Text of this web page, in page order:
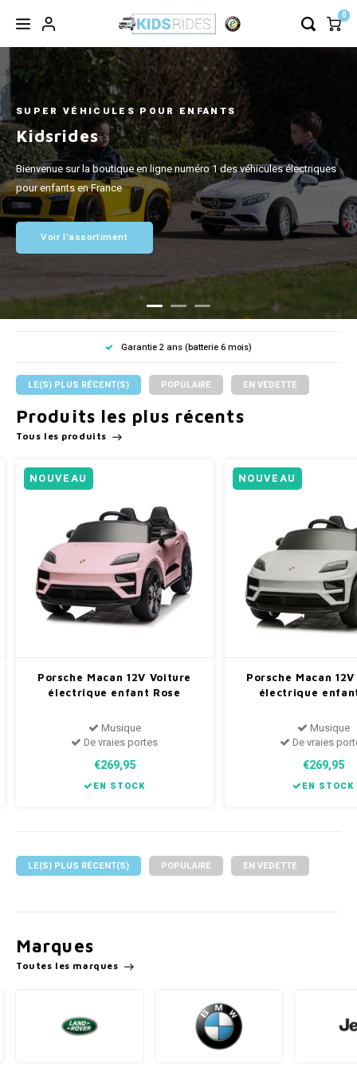
0
TRÈS COOL !
Autocollant de plaque
d'immatriculation gratuit
Lorsque vous achetez une voiture électrique pour enfants, vous
recevez gratuitement une vignette d'immatriculation à votre nom !
Garantie 2 ans (batterie 6 mois)
LE(S) PLUS RÉCENT(S) POPULAIRE EN VEDETTE
Produits les plus récents
Tous les produits
NOUVEAU
Porsche Macan 12V Voiture
électrique enfant Rose
Musique
De vraies portes
€269,95
EN STOCK
NOUVEAU
Porsche Macan
électrique
Musique
De vraies
€269,95
EN STOCK
LE(S) PLUS RÉCENT(S) POPULAIRE EN VEDETTE
Marques
Toutes les marques